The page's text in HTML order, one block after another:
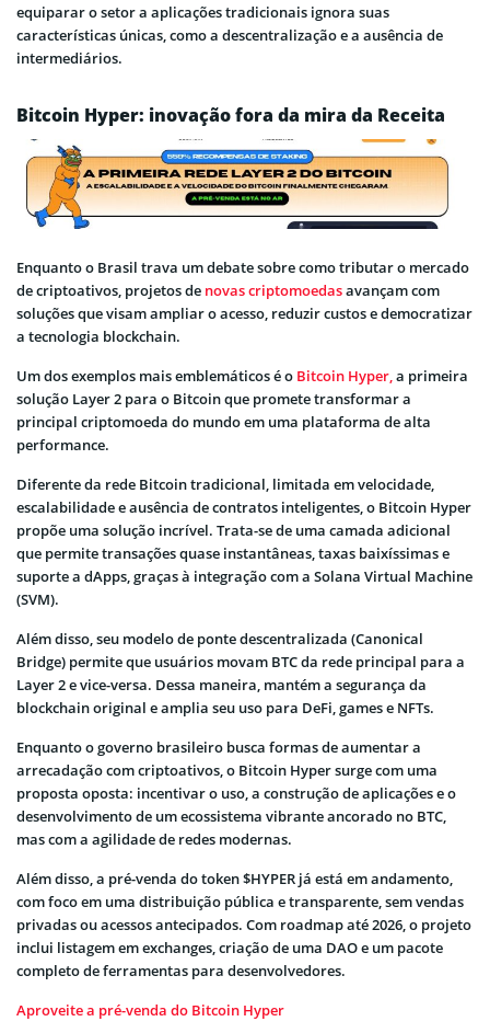
equiparar o setor a aplicações tradicionais ignora suas
características únicas, como a descentralização e a ausência de
intermediários.
Bitcoin Hyper: inovação fora da mira da Receita
Enquanto o Brasil trava um debate sobre como tributar o mercado
de criptoativos, projetos de novas criptomoedasavançam com
soluções que visam ampliar o acesso, reduzir custos e democratizar
a tecnologia blockchain.
Um dos exemplos mais emblemáticos é o Bitcoin Hyper,a primeira
solução Layer 2 para o Bitcoin que promete transformar a
principal criptomoeda do mundo em uma plataforma de alta
performance.
Diferente da rede Bitcoin tradicional, limitada em velocidade,
escalabilidade e ausência de contratos inteligentes, o Bitcoin Hyper
propõe uma solução incrível. Trata-se de uma camada adicional
que permite transações quase instantâneas, taxas baixíssimas e
suporte a dApps, graças à integração com a Solana Virtual Machine
(SVM).
Além disso, seu modelo de ponte descentralizada (Canonical
Bridge) permite que usuários movam BTC da rede principal para a
Layer 2 e vice-versa. Dessa maneira, mantém a segurança da
blockchain original e amplia seu uso para DeFi, games e NFTs.
Enquanto o governo brasileiro busca formas de aumentar a
arrecadação com criptoativos, o Bitcoin Hyper surge com uma
proposta oposta: incentivar o uso, a construção de aplicações e o
desenvolvimento de um ecossistema vibrante ancorado no BTC,
mas com a agilidade de redes modernas.
Além disso, a pré-venda do token $HYPER já está em andamento,
com foco em uma distribuição pública e transparente, sem vendas
privadas ou acessos antecipados. Com roadmap até 2026, o projeto
inclui listagem em exchanges, criação de uma DAO e um pacote
completo de ferramentas para desenvolvedores.
Aproveite a pré-venda do Bitcoin Hyper